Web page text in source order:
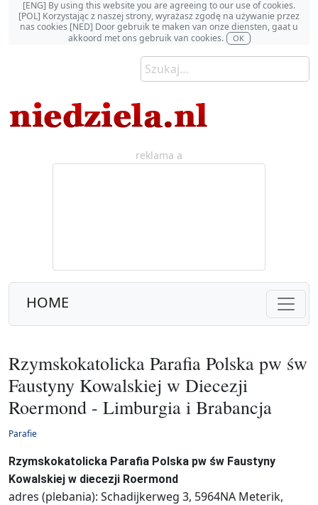
[ENG] By using this website you are agreeing to our use of cookies.
[POL] Korzystając z naszej strony, wyrażasz zgodę na używanie przez
nas cookies [NED] Door gebruik te maken van onze diensten, gaat u
akkoord met ons gebruik van cookies.
OK
reklama a
HOME
Rzymskokatolicka Parafia Polska pw św
Faustyny Kowalskiej w Diecezji
Roermond - Limburgia i Brabancja
Parafie
Rzymskokatolicka Parafia Polska pw św Faustyny
Kowalskiej w diecezji Roermond
adres (plebania): Schadijkerweg 3, 5964NA Meterik,